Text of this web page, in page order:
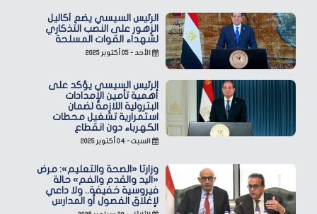
الرئيس السيسي يضع أكاليل
الزهور على النصب التذكاري
لشهداء القوات المسلحة
الأحد - ٠٥ أكتوبر ٢٠٢٥
الرئيس السيسي يؤكد على
أهمية تأمين الإمدادات
البترولية اللازمة لضمان
استمرارية تشغيل محطات
الكهرباء دون انقطاع
السبت - ٠٤ أكتوبر ٢٠٢٥
وزارتا «الصحة والتعليم»: مرض
«اليد والقدم والفم» حالة
فيروسية خفيفة.. ولا داعي
لإغلاق الفصول أو المدارس